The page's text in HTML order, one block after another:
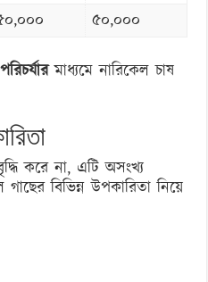
৫০,০০০
পরিচর্যারমাধ্যমে নারিকেল চাষ
করে না, এটি অসংখ্য
বিভিন্ন উপকারিতা নিয়ে